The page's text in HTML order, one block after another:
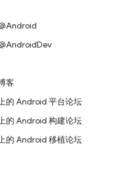
客
的 Android 平台论坛
的 Android 构建论坛
的 Android 移植论坛